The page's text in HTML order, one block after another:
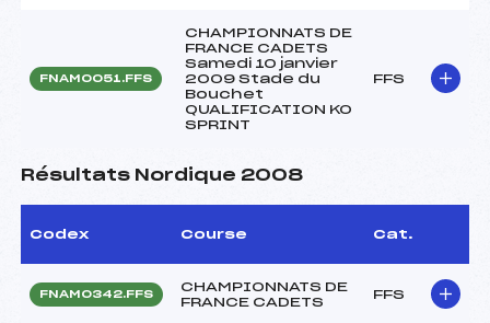
FNAM0051.FFS
CHAMPIONNATS DE
FRANCE CADETS
Samedi 10 janvier
2009 Stade du
Bouchet
QUALIFICATION KO
SPRINT
FFS
Résultats Nordique 2008
Codex Course Cat.
FNAM0342.FFS
CHAMPIONNATS DE
FRANCE CADETS
FFS